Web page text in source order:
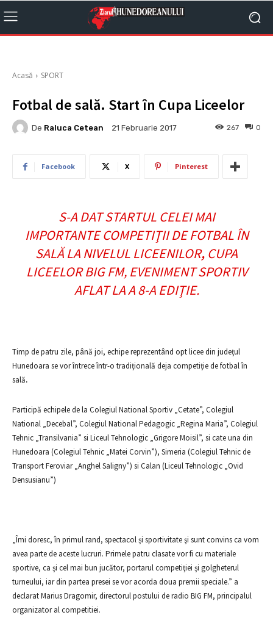
Acasă SPORT
Fotbal de sală. Start în Cupa Liceelor
De Raluca Cetean 21 Februarie 2017 0
267
Facebook X Pinterest
S-A DAT STARTUL CELEI MAI
IMPORTANTE COMPETIŢII DE FOTBAL ÎN
SALĂ LA NIVELUL LICEENILOR, CUPA
LICEELOR BIG FM, EVENIMENT SPORTIV
AFLAT LA A 8-A EDIŢIE.
Timp de patru zile, până joi, echipe reprezentând opt licee din judeţul
Hunedoara se vor întrece într-o tradiţională deja competiţie de fotbal în
sală.
Participă echipele de la Colegiul National Sportiv „Cetate”, Colegiul
National „Decebal”, Colegiul National Pedagogic „Regina Maria”, Colegiul
Tehnic „Transilvania” si Liceul Tehnologic „Grigore Moisil”, si cate una din
Hunedoara (Colegiul Tehnic „Matei Corvin”), Simeria (Colegiul Tehnic de
Transport Feroviar „Anghel Saligny”) si Calan (Liceul Tehnologic „Ovid
Densusianu”)
„Îmi doresc, în primul rand, spectacol şi sportivitate şi sunt convins ca vom
avea parte de aceste lucruri. Primele patru clasate vor fi cu materiale
sportive, ca şi cel mai bun jucător, portarul competiţiei şi golgheterul
turneului, iar din partea presei se vor acorda doua premii speciale.” a
declarat Marius Dragomir, directorul postului de radio BIG FM, principalul
organizator al competitiei.